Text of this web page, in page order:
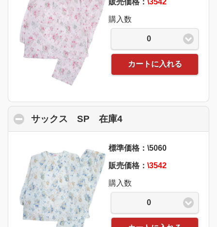
購入数
0
カートに入れる
サックス SP 在庫4click to collapse
標準価格：\5060
販売価格： \3542
購入数
0